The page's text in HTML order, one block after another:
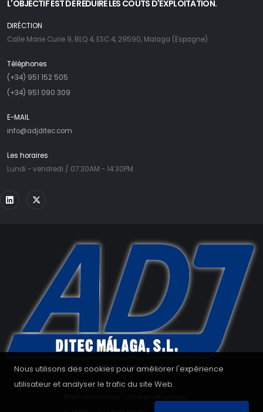
Nous utilisons des cookies pour améliorer l'expérience
utilisateur et analyser le trafic du site Web.
L'OBJECTIF EST DE RÉDUIRE LES COÛTS D'EXPLOITATION.
DIRÉCTION
Calle Marie Curie 9, BLQ 4, ESC 4, 29590, Malaga (Espagne)
Téléphones
(+34) 951 152 505
(+34) 951 090 309
E-MAIL
info@adjditec.com
Les horaires
Lundi - vendredi / 07:30AM - 14:30PM
Droit d'auteur 2008 - 2026. Tous droits réservés.